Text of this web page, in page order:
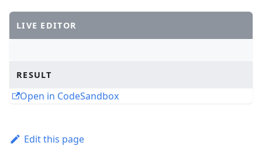
LIVE EDITOR
RESULT
Open in CodeSandbox
Edit this page